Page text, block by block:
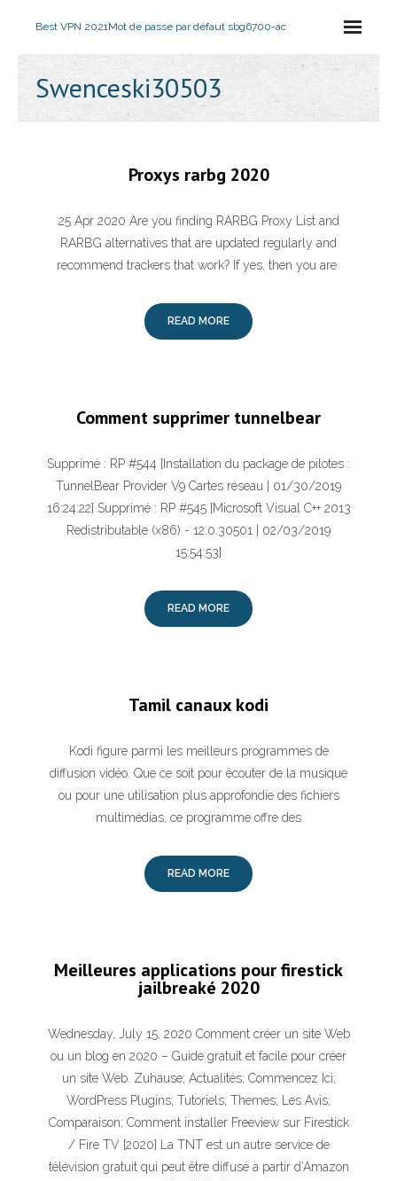
Best VPN 2021Mot de passe par défaut sbg6700-ac
Swenceski30503
Proxys rarbg 2020
25 Apr 2020 Are you finding RARBG Proxy List and
RARBG alternatives that are updated regularly and
recommend trackers that work? If yes, then you are
READ MORE
Comment supprimer tunnelbear
Supprimé : RP #544 [Installation du package de pilotes :
TunnelBear Provider V9 Cartes réseau | 01/30/2019
16:24:22] Supprimé : RP #545 [Microsoft Visual C++ 2013
Redistributable (x86) - 12.0.30501 | 02/03/2019
15:54:53]
READ MORE
Tamil canaux kodi
Kodi figure parmi les meilleurs programmes de
diffusion vidéo. Que ce soit pour écouter de la musique
ou pour une utilisation plus approfondie des fichiers
multimédias, ce programme offre des
READ MORE
Meilleures applications pour firestick
jailbreaké 2020
Wednesday, July 15, 2020 Comment créer un site Web
ou un blog en 2020 – Guide gratuit et facile pour créer
un site Web. Zuhause; Actualités; Commencez Ici;
WordPress Plugins; Tutoriels; Themes; Les Avis;
Comparaison; Comment installer Freeview sur Firestick
/ Fire TV [2020] La TNT est un autre service de
télévision gratuit qui peut être diffusé à partir d’Amazon